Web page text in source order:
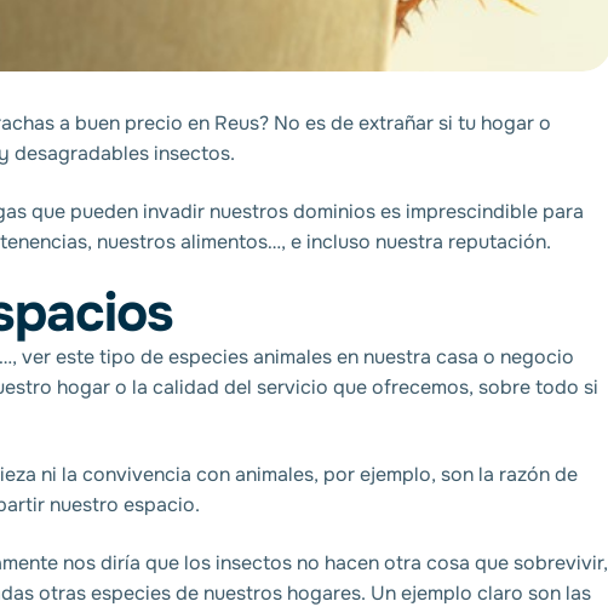
a buen precio en Reus? No es de extrañar si tu hogar o
desagradables insectos.
que pueden invadir nuestros dominios es imprescindible para
nuestros alimentos…, e incluso nuestra reputación.
ver este tipo de especies animales en nuestra casa o negocio
hogar o la calidad del servicio que ofrecemos, sobre todo si
ni la convivencia con animales, por ejemplo, son la razón de
nuestro espacio.
nos diría que los insectos no hacen otra cosa que sobrevivir,
otras especies de nuestros hogares. Un ejemplo claro son las